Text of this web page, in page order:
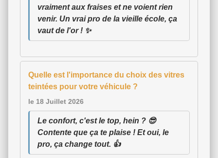
vraiment aux fraises et ne voient rien
venir. Un vrai pro de la vieille école, ça
vaut de l'or ! ✨
Quelle est l'importance du choix des vitres
teintées pour votre véhicule ?
le 18 Juillet 2026
Le confort, c'est le top, hein ? 😎
Contente que ça te plaise ! Et oui, le
pro, ça change tout. 👍